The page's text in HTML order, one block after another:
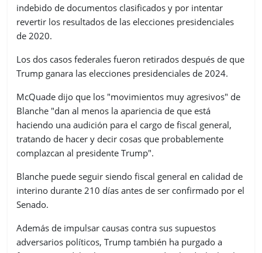
indebido de documentos clasificados y por intentar
revertir los resultados de las elecciones presidenciales
de 2020.
Los dos casos federales fueron retirados después de que
Trump ganara las elecciones presidenciales de 2024.
McQuade dijo que los "movimientos muy agresivos" de
Blanche "dan al menos la apariencia de que está
haciendo una audición para el cargo de fiscal general,
tratando de hacer y decir cosas que probablemente
complazcan al presidente Trump".
Blanche puede seguir siendo fiscal general en calidad de
interino durante 210 días antes de ser confirmado por el
Senado.
Además de impulsar causas contra sus supuestos
adversarios políticos, Trump también ha purgado a